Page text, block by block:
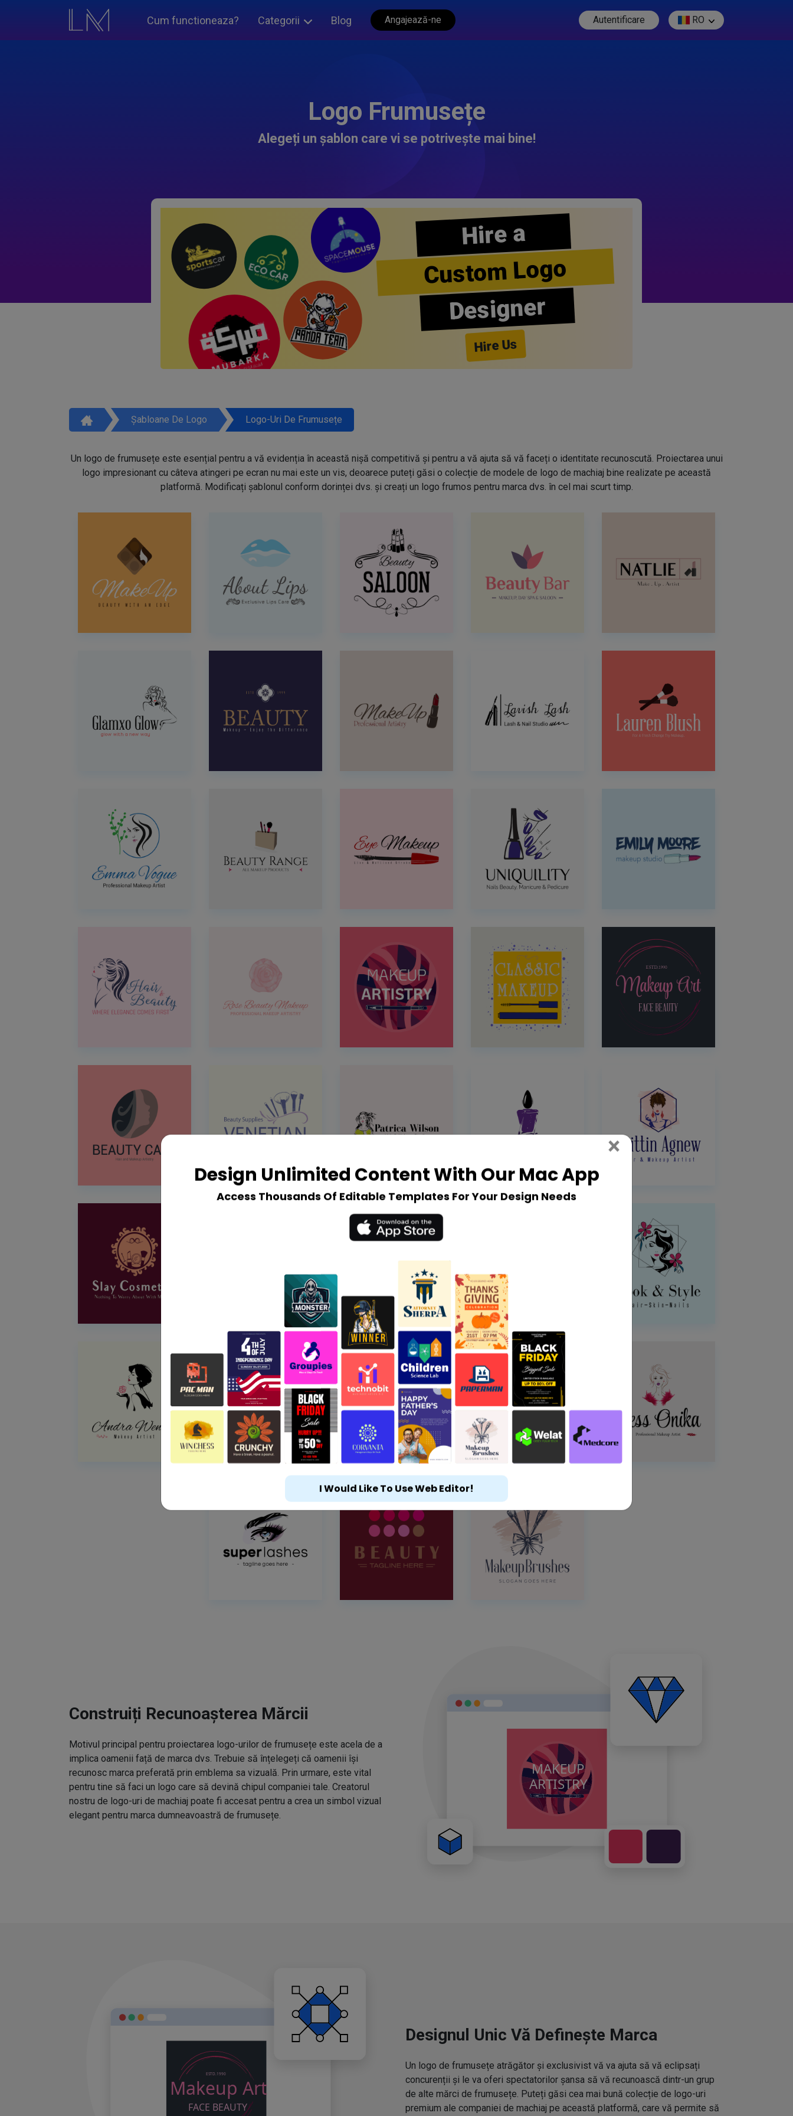
Cum functioneaza? Categorii Blog Angajează-ne Autentificare RO
Logo Frumusețe
Alegeți un șablon care vi se potrivește mai bine!
Hire a
Custom Logo
Designer
Hire Us
Șabloane De Logo Logo-Uri De Frumusețe
Un logo de frumusețe este esențial pentru a vă evidenția în această nișă competitivă și pentru a vă ajuta să vă faceți o identitate recunoscută. Proiectarea unui
logo impresionant cu câteva atingeri pe ecran nu mai este un vis, deoarece puteți găsi o colecție de modele de logo de machiaj bine realizate pe această
platformă. Modificați șablonul conform dorinței dvs. și creați un logo frumos pentru marca dvs. în cel mai scurt timp.
Construiți Recunoașterea Mărcii
Motivul principal pentru proiectarea logo-urilor de frumusețe este acela de a
implica oamenii față de marca dvs. Trebuie să înțelegeți că oamenii își
recunosc marca preferată prin emblema sa vizuală. Prin urmare, este vital
pentru tine să faci un logo care să devină chipul companiei tale. Creatorul
nostru de logo-uri de machiaj poate fi accesat pentru a crea un simbol vizual
elegant pentru marca dumneavoastră de frumusețe.
Designul Unic Vă Definește Marca
Un logo de frumusețe atrăgător și exclusivist vă va ajuta să vă eclipsați
concurenții și le va oferi spectatorilor șansa să vă recunoască dintr-un grup
de alte mărci de frumusețe. Puteți găsi cea mai bună colecție de logo-uri
premium ale companiei de machiaj pe această platformă, care vă permite să
Design Unlimited Content With Our Mac App
Access Thousands Of Editable Templates For Your Design Needs
× Close
I Would Like To Use Web Editor!